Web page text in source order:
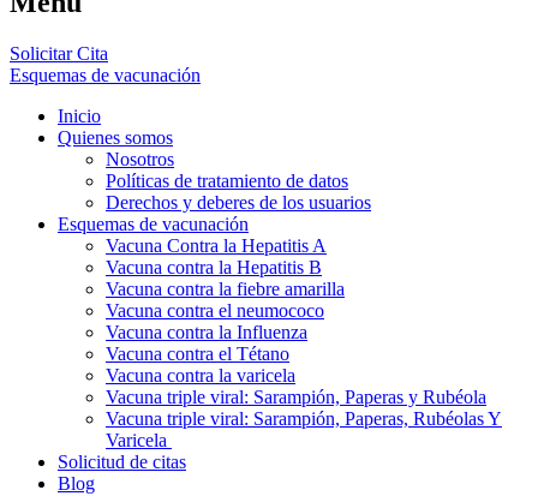
Solicitar Cita
Esquemas de vacunación
Inicio
Quienes somos
Nosotros
Políticas de tratamiento de datos
Derechos y deberes de los usuarios
Esquemas de vacunación
Vacuna Contra la Hepatitis A
Vacuna contra la Hepatitis B
Vacuna contra la fiebre amarilla
Vacuna contra el neumococo
Vacuna contra la Influenza
Vacuna contra el Tétano
Vacuna contra la varicela
Vacuna triple viral: Sarampión, Paperas y Rubéola
Vacuna triple viral: Sarampión, Paperas, Rubéolas Y
Varicela
Solicitud de citas
Blog